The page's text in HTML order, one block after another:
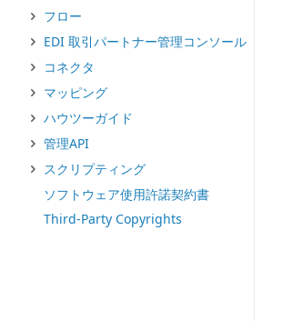
フロー
EDI 取引パートナー管理コンソール
コネクタ
マッピング
ハウツーガイド
管理API
スクリプティング
ソフトウェア使用許諾契約書
Third-Party Copyrights